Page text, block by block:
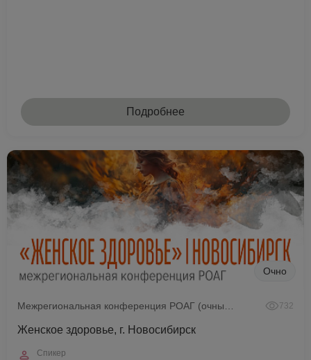
Подробнее
Очно
732
Женское здоровье, г. Новосибирск
Спикер